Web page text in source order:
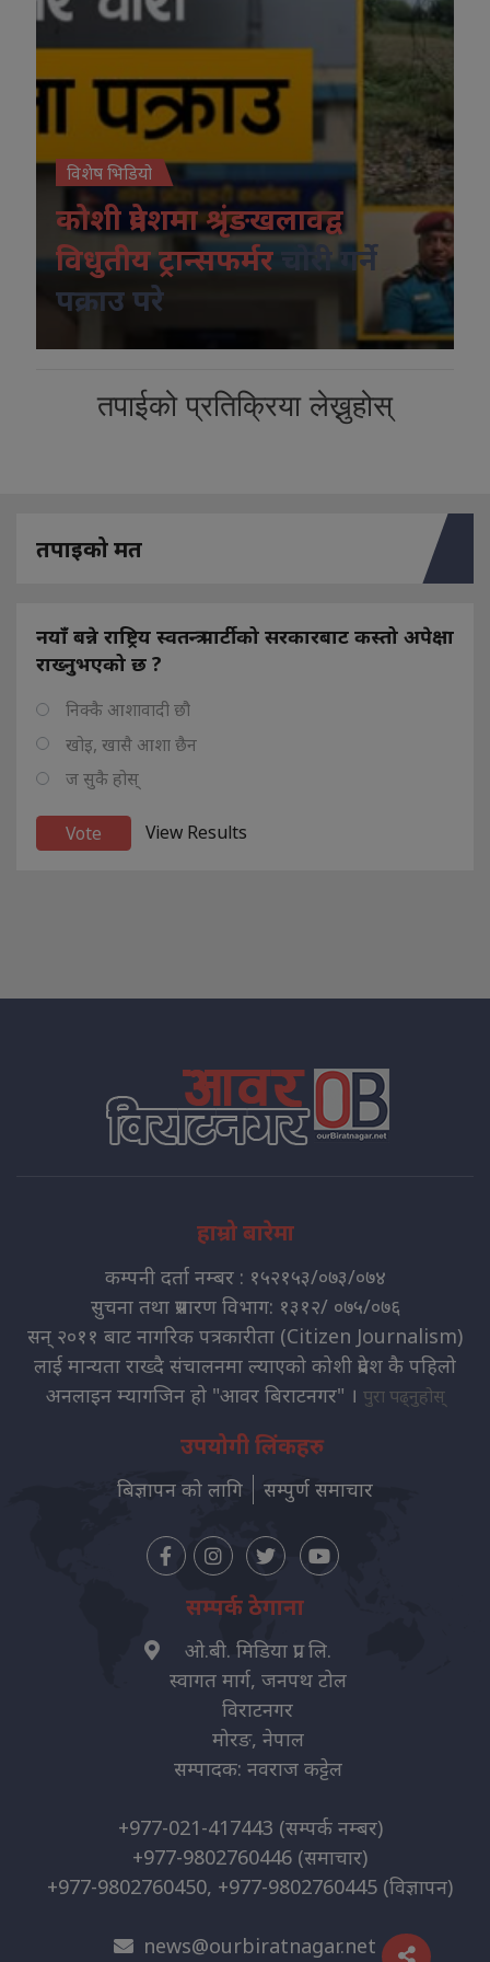
विशेष भिडियो
कोशी प्रदेशमा श्रृंङखलावद्व
विधुतीय ट्रान्सफर्मर
चोरी गर्ने
पक्राउ परे
तपाईको प्रतिक्रिया लेख्नुहोस्
तपाइको मत
नयाँ बन्ने राष्ट्रिय स्वतन्त्र पार्टीको सरकारबाट कस्तो अपेक्षा
राख्नुभएको छ ?
निक्कै आशावादी छौ
खोइ, खासै आशा छैन
ज सुकै होस्
View Results
हाम्रो बारेमा
कम्पनी दर्ता नम्बर : १५२१५३/०७३/०७४
सुचना तथा प्रसारण विभाग: १३१२/ ०७५/०७६
सन् २०११ बाट नागरिक पत्रकारीता (Citizen Journalism)
लाई मान्यता राख्दै संचालनमा ल्याएको कोशी प्रदेश कै पहिलो
अनलाइन म्यागजिन हो "आवर बिराटनगर" । पुरा पढ्नुहोस्
उपयोगी लिंकहरु
बिज्ञापन को लागि सम्पुर्ण समाचार
सम्पर्क ठेगाना
ओ.बी. मिडिया प्रा. लि.
स्वागत मार्ग, जनपथ टोल
विराटनगर
मोरङ, नेपाल
सम्पादक: नवराज कट्टेल
+977-021-417443 (सम्पर्क नम्बर)
+977-9802760446 (समाचार)
+977-9802760450, +977-9802760445 (विज्ञापन)
news@ourbiratnagar.net